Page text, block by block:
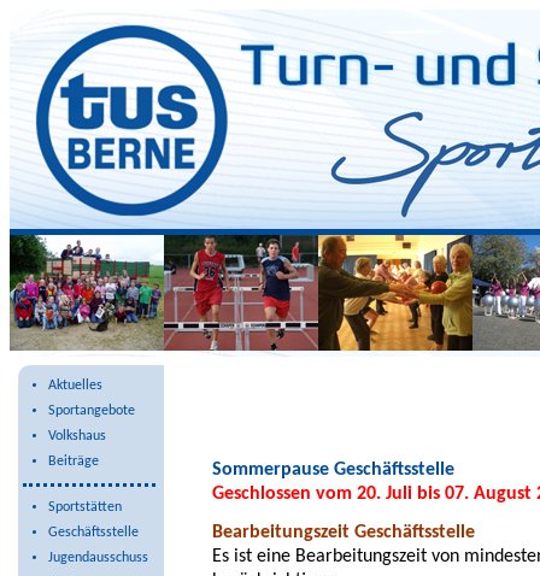
Aktuelles
Sportangebote
Volkshaus
Beiträge
Sportstätten
Geschäftsstelle
Jugendausschuss
Sommerpause Geschäftsstelle
Geschlossen vom 20. Juli bis 07. August
Bearbeitungszeit Geschäftsstelle
Es ist eine Bearbeitungszeit von